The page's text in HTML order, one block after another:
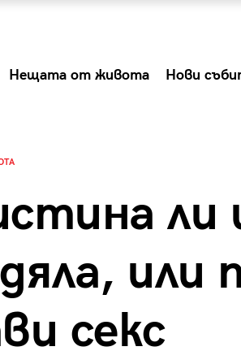
Нещата от живота Нови
ли
или
секс
Summer Prelude: как